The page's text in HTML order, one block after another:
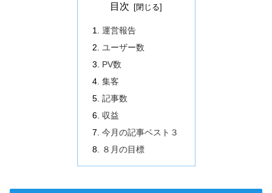
目次
運営報告
ユーザー数
PV数
集客
記事数
収益
今月の記事ベスト３
８月の目標